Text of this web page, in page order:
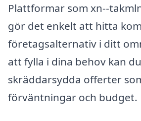
Plattformar som xn--
gör det enkelt att hitta
företagsalternativ i ditt
att fylla i dina behov kan
skräddarsydda offerter
förväntningar och budget.